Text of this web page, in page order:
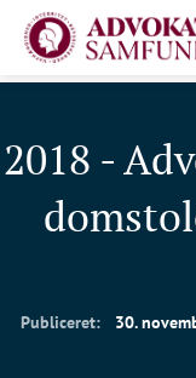
2018 -
Publiceret: 30.